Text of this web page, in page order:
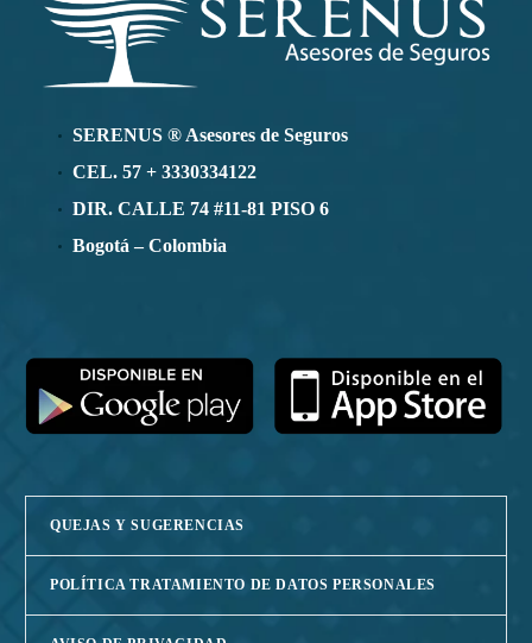
SERENUS ® Asesores de Seguros
CEL. 57 + 3330334122
DIR. CALLE 74 #11-81 PISO 6
Bogotá – Colombia
QUEJAS Y SUGERENCIAS
POLÍTICA TRATAMIENTO DE DATOS PERSONALES